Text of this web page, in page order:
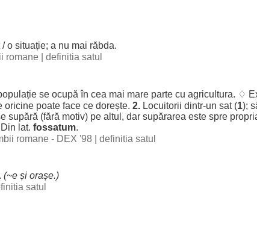
/ o situație; a nu mai răbda.
romane
definitia satul
se ocupă în cea mai mare parte cu agricultura. ♢
oricine poate face ce dorește. 2. Locuitorii dintr-un sat(1);
supără (fără motiv) pe altul , dar supărarea este spre
lat. fossatum.
romane - DEX '98
definitia satul
. (~e și orașe.)
satul